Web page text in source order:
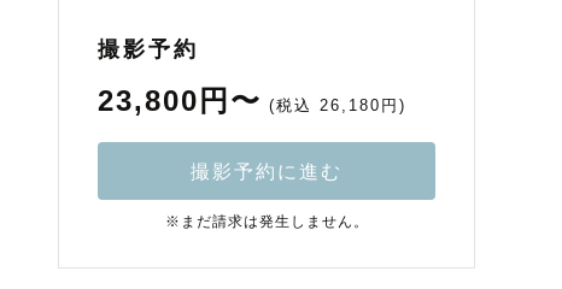
撮影予約
23,800円〜 (税込 26,180円)
撮影予約に進む
※まだ請求は発生しません。